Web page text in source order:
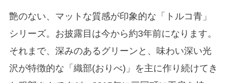
艶のない、マットな質感が印象的な「トルコ青」
シリーズ。お披露目は今から約3年前になります。
それまで、深みのあるグリーンと、味わい深い光
沢が特徴的な「織部(おりべ)」を主に作り続けてき